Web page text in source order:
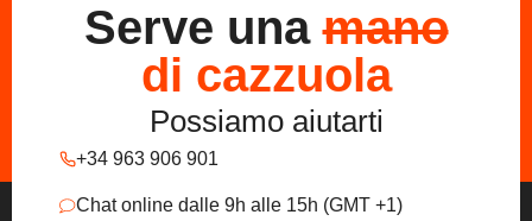
Serve unamano
di cazzuola
Possiamo aiutarti
+34 963 906 901
Chat online dalle 9h alle 15h (GMT +1)